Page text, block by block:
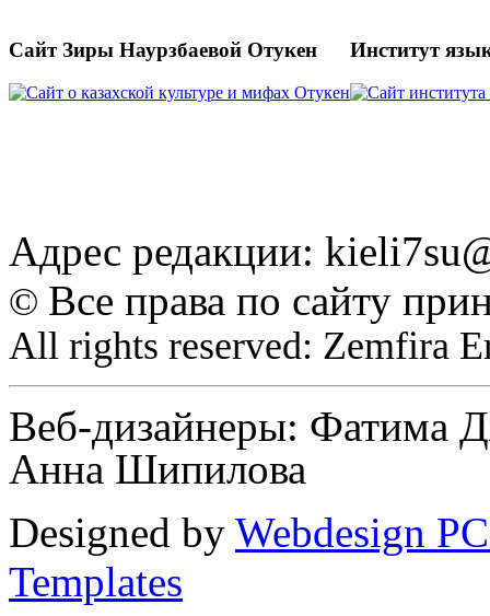
Сайт Зиры Наурзбаевой Отукен Институт
Адрес редакции:
© Все права по сайту
All rights reserved: Zemfira
Веб-дизайнеры: Фатима
Анна Шипилова
Designed by Webdesign
Templates